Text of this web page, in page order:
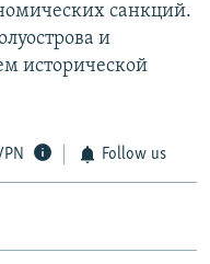
санкций.
и
исторической
Follow us